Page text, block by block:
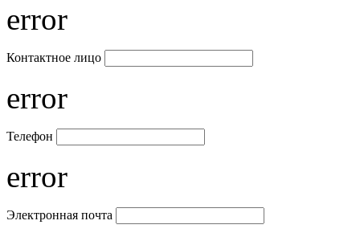
error
Контактное лицо
error
Телефон
error
Электронная почта